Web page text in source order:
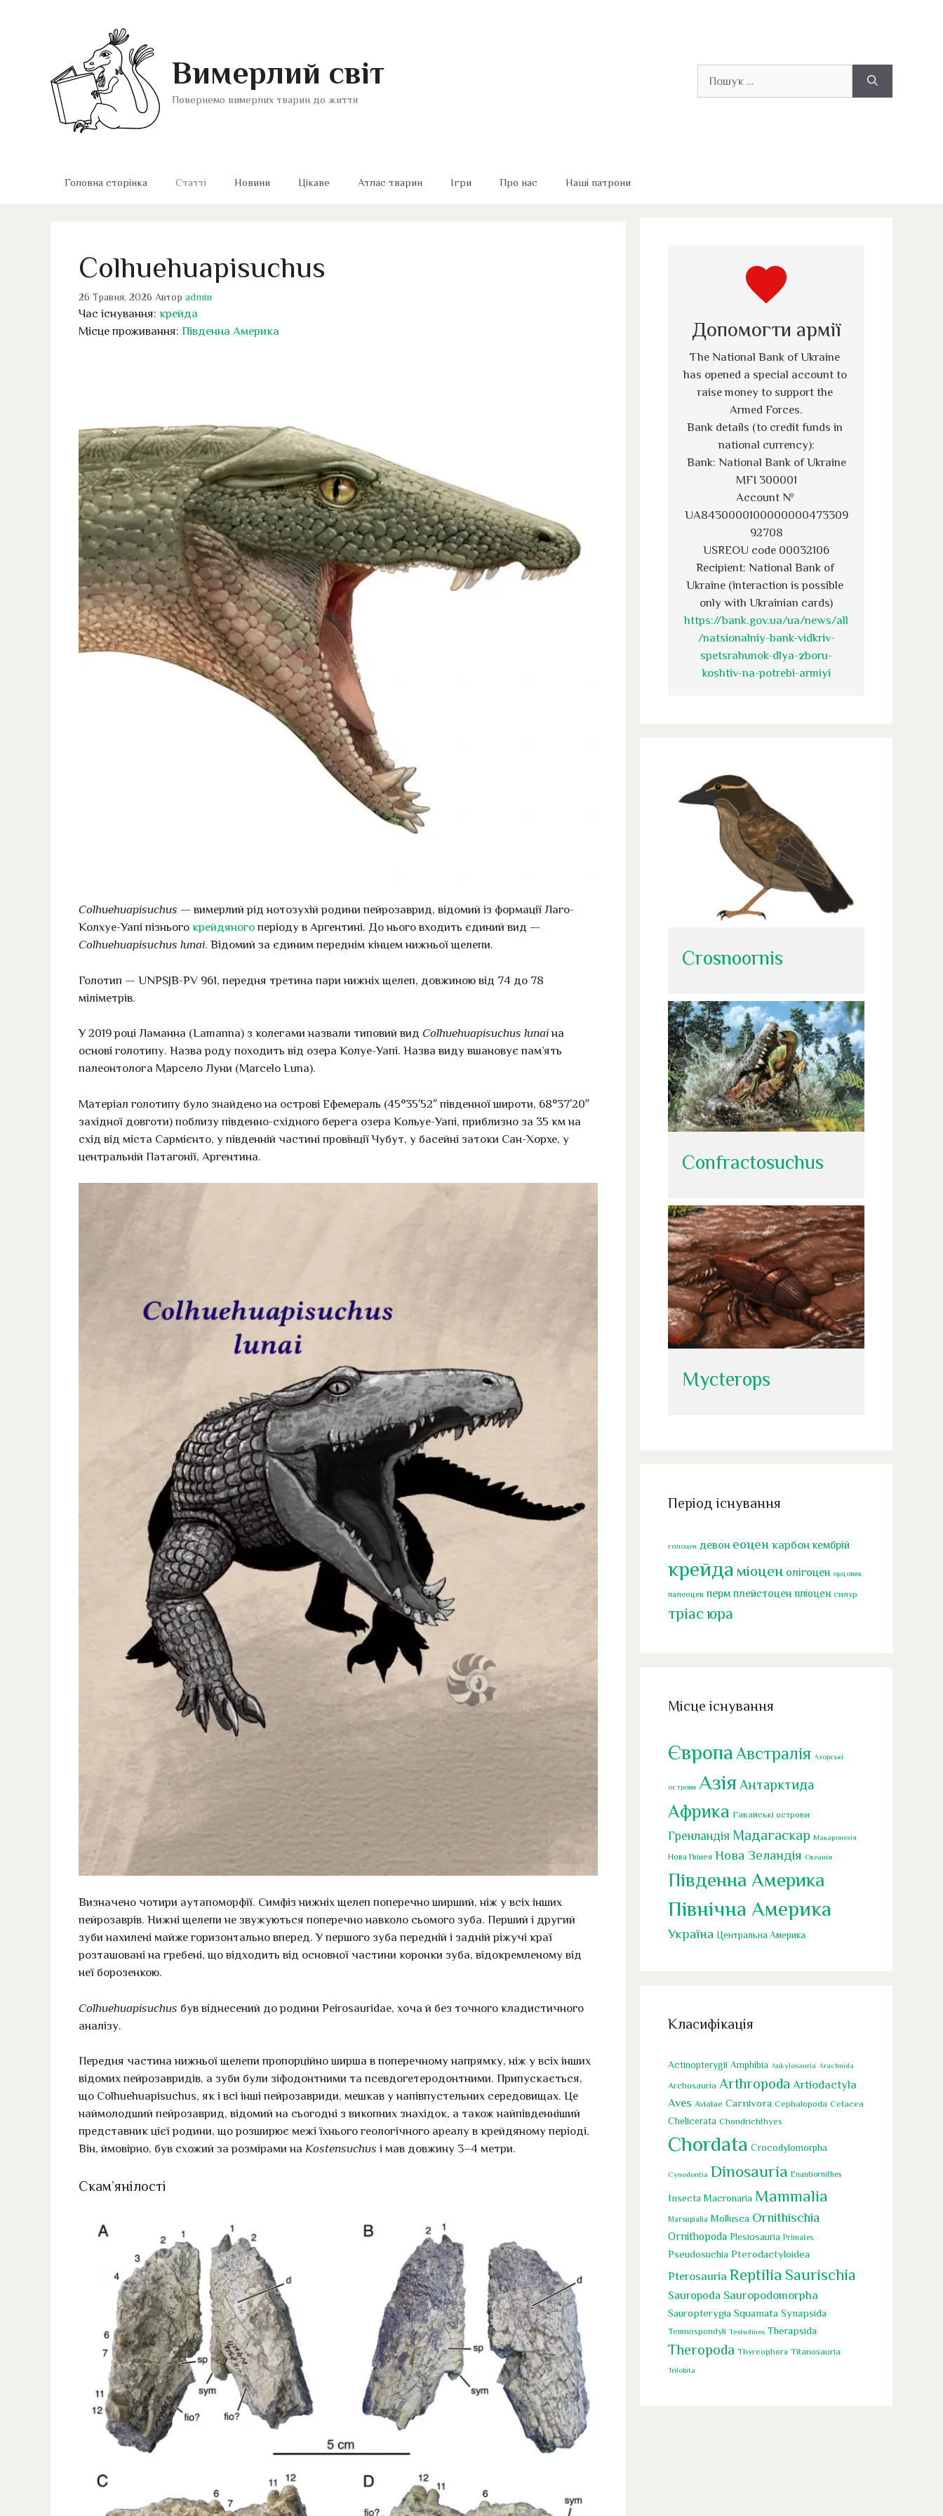
Вимерлий світ
Повернемо вимерлих тварин до життя
Головна сторінка Статті Новини Цікаве Атлас тварин Ігри Про нас Наші патрони
Colhuehuapisuchus
26 Травня, 2026 Автор admin
Час існування: крейда
Місце проживання: Південна Америка
Colhuehuapisuchus — вимерлий рід нотозухій родини пейрозаврид, відомий із формації Лаго-
Колхуе-Уапі пізнього крейдяногоперіоду в Аргентині. До нього входить єдиний вид —
Colhuehuapisuchus lunai. Відомий за єдиним переднім кінцем нижньої щелепи.
Голотип — UNPSJB-PV 961, передня третина пари нижніх щелеп, довжиною від 74 до 78
міліметрів.
У 2019 році Ламанна (Lamanna) з колегами назвали типовий вид Colhuehuapisuchus lunaiна
основі голотипу. Назва роду походить від озера Колуе-Уапі. Назва виду вшановує пам’ять
палеонтолога Марсело Луни (Marcelo Luna).
Матеріал голотипу було знайдено на острові Ефемераль (45°35′52″ південної широти, 68°37′20″
західної довготи) поблизу південно-східного берега озера Кольуе-Уапі, приблизно за 35 км на
схід від міста Сармієнто, у південній частині провінції Чубут, у басейні затоки Сан-Хорхе, у
центральній Патагонії, Аргентина.
Визначено чотири аутапоморфії. Симфіз нижніх щелеп поперечно ширший, ніж у всіх інших
пейрозаврів. Нижні щелепи не звужуються поперечно навколо сьомого зуба. Перший і другий
зуби нахилені майже горизонтально вперед. У першого зуба передній і задній ріжучі краї
розташовані на гребені, що відходить від основної частини коронки зуба, відокремленому від
неї борозенкою.
Colhuehuapisuchus був віднесений до родини Peirosauridae, хоча й без точного кладистичного
аналізу.
Передня частина нижньої щелепи пропорційно ширша в поперечному напрямку, ніж у всіх інших
відомих пейрозавридів, а зуби були зіфодонтними та псевдогетеродонтними. Припускається,
що Colhuehuapisuchus, як і всі інші пейрозавриди, мешкав у напівпустельних середовищах. Це
наймолодший пейрозаврид, відомий на сьогодні з викопних знахідок, а також найпівденніший
представник цієї родини, що розширює межі їхнього геологічного ареалу в крейдяному періоді.
Він, ймовірно, був схожий за розмірами на Kostensuchus і мав довжину 3–4 метри.
Скам’янілості
favorite
Допомогти армії
The National Bank of Ukraine
has opened a special account to
raise money to support the
Armed Forces.
Bank details (to credit funds in
national currency):
Bank: National Bank of Ukraine
MFI 300001
Account №
UA8430000100000000473309
92708
USREOU code 00032106
Recipient: National Bank of
Ukraine (interaction is possible
only with Ukrainian cards)
https://bank.gov.ua/ua/news/all
/natsionalniy-bank-vidkriv-
spetsrahunok-dlya-zboru-
koshtiv-na-potrebi-armiyi
Crosnoornis
Confractosuchus
Mycterops
Період існування
голоцен девон еоцен карбон кембрій
крейда міоцен олігоцен ордовик
палеоцен перм плейстоцен пліоцен силур
тріасюра
Місце існування
Європа Австралія Азорські
острови Азія Антарктида
Африка Гавайські острови
Гренландія Мадагаскар Макаронезія
Нова Гвінея Нова Зеландія Океанія
Південна Америка
Північна Америка
Україна Центральна Америка
Класифікація
Actinopterygii Amphibia Ankylosauria Arachnida
Archosauria Arthropoda Artiodactyla
Aves Avialae Carnivora Cephalopoda Cetacea
Chelicerata Chondrichthyes
Chordata Crocodylomorpha
Cynodontia Dinosauria Enantiornithes
Insecta Macronaria Mammalia
Marsupialia Mollusca Ornithischia
Ornithopoda Plesiosauria Primates
Pseudosuchia Pterodactyloidea
Pterosauria Reptilia Saurischia
Sauropoda Sauropodomorpha
Sauropterygia Squamata Synapsida
Temnospondyli Testudines Therapsida
Theropoda Thyreophora Titanosauria
Trilobita